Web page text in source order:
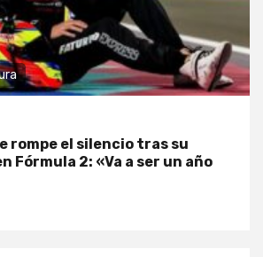
rompe el silencio tras su
Fórmula 2: «Va a ser un año